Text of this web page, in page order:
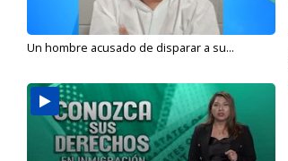
Un hombre acusado de disparar a su...